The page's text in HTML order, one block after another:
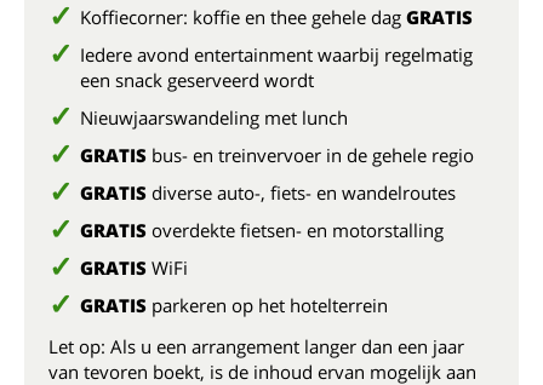
Koffiecorner: koffie en thee gehele dag GRATIS
Iedere avond entertainment waarbij regelmatig
een snack geserveerd wordt
Nieuwjaarswandeling met lunch
GRATIS bus- en treinvervoer in de gehele regio
GRATIS diverse auto-, fiets- en wandelroutes
GRATIS overdekte fietsen- en motorstalling
GRATIS WiFi
GRATIS parkeren op het hotelterrein
Let op: Als u een arrangement langer dan een jaar
van tevoren boekt, is de inhoud ervan mogelijk aan